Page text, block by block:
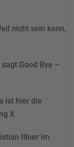
nicht sein kann,
Good Bye –
ist hier die
X
Illner im